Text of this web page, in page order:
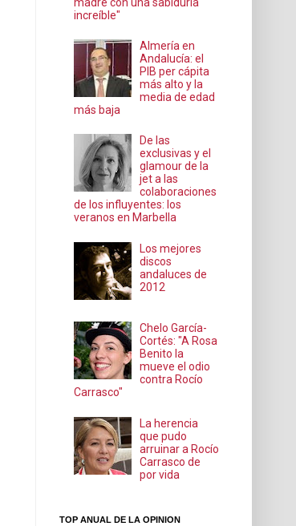
increíble"
Almería en
Andalucía: el
PIB per cápita
más alto y la
media de edad
más baja
De las
exclusivas y el
glamour de la
jet a las
colaboraciones
de los influyentes: los
veranos en Marbella
Los mejores
discos
andaluces de
2012
Chelo García-
Cortés: "A Rosa
Benito la
mueve el odio
contra Rocío
Carrasco"
La herencia
que pudo
arruinar a Rocío
Carrasco de
por vida
TOP ANUAL DE LA OPINION